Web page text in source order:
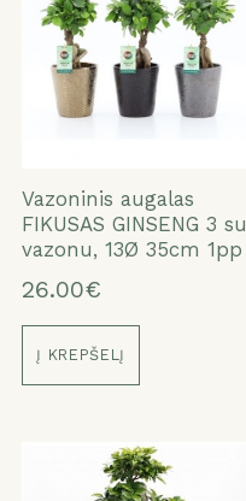
Vazoninis augalas
FIKUSAS GINSENG 3 su
vazonu, 13Ø 35cm 1pp
26.00€
Į KREPŠELĮ